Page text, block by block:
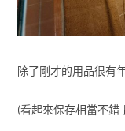
除了剛才的用品很有
(看起來保存相當不錯